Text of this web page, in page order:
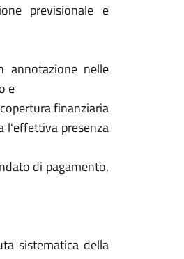
previsionale e
annotazione nelle
e
finanziaria
l'effettiva presenza
di pagamento,
sistematica della